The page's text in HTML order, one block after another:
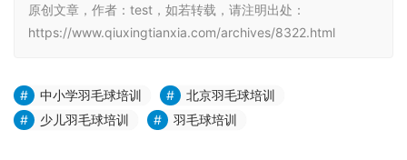
原创文章，作者：test，如若转载，请注明出处：
https://www.qiuxingtianxia.com/archives/8322.html
中小学羽毛球培训
北京羽毛球培训
少儿羽毛球培训
羽毛球培训